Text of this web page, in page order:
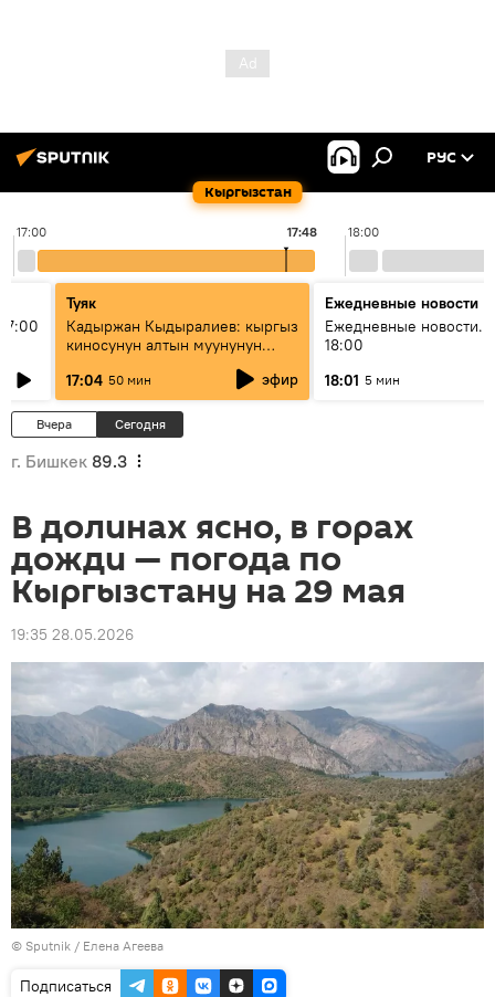
Кыргызстан
РУС
17:00 18:00
17:48
Туяк
Кадыржан Кыдыралиев: кыргыз
киносунун алтын муунунун
17:04 50 мин эфир
Ежедневные новости
Ежедневные новости.
18:00
18:01 5 мин
Вчера Сегодня
г. Бишкек 89.3
В долинах ясно, в горах
дожди — погода по
Кыргызстану на 29 мая
19:35 28.05.2026
© Sputnik / Елена Агеева
Подписаться